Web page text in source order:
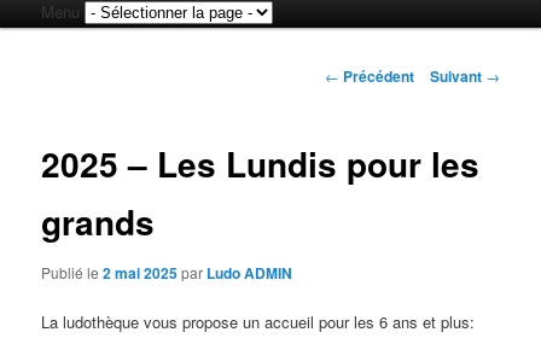
principal
Aller
principal
Aller
secondaire
Navigation
← Précédent Suivant →
2025 – Les Lundis pour les
grands
Publié le2 mai 2025par Ludo ADMIN
La ludothèque vous propose un accueil pour les 6 ans et plus: